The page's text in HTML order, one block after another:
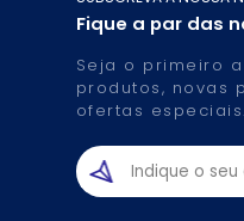
Fique a par das
Seja o primeiro
produtos, novas
ofertas especiais.